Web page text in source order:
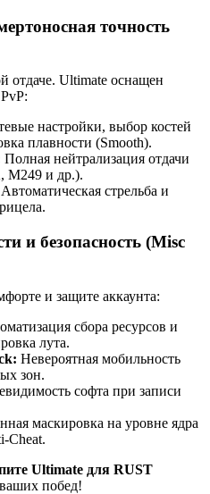
точность
отдаче. Ultimate оснащен
настройки, выбор костей
плавности (Smooth).
Полная нейтрализация отдачи
M249 и др.).
Автоматическая стрельба и
и безопасность (Misc
и защите аккаунта:
сбора ресурсов и
лута.
Невероятная мобильность
зон.
софта при записи
маскировка на уровне ядра
Cheat.
Ultimate для RUST
побед!